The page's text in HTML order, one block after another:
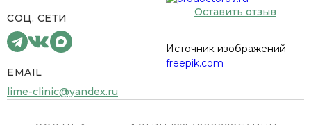
СОЦ. СЕТИ
EMAIL
lime-clinic@yandex.ru
Оставить отзыв
Источник изображений -
freepik.com